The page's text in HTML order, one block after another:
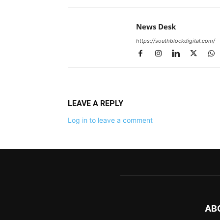
News Desk
https://southblockdigital.com/
LEAVE A REPLY
Log in to leave a comment